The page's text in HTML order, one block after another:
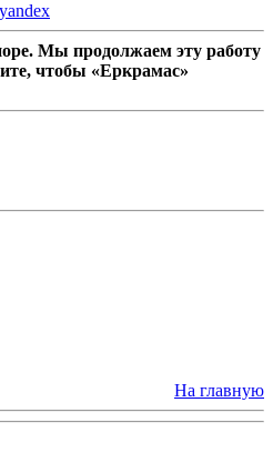
yandex
Мы продолжаем эту работу
чтобы «Еркрамас»
На главную